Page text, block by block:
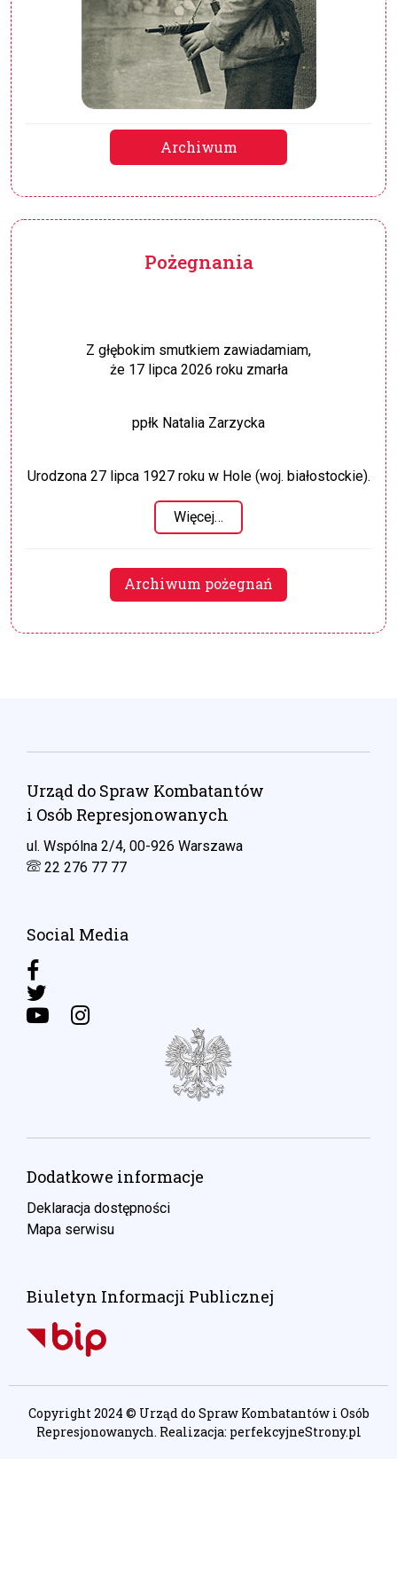
Archiwum
Pożegnania
Z głębokim smutkiem zawiadamiam,
że 17 lipca 2026 roku zmarła
ppłk Natalia Zarzycka
Urodzona 27 lipca 1927 roku w Hole (woj. białostockie).
Więcej…
Archiwum pożegnań
Urząd do Spraw Kombatantów
i Osób Represjonowanych
ul. Wspólna 2/4, 00-926 Warszawa
22 276 77 77
Social Media
Dodatkowe informacje
Deklaracja dostępności
Mapa serwisu
Biuletyn Informacji Publicznej
Copyright 2024 © Urząd do Spraw Kombatantów i Osób
Represjonowanych. Realizacja: perfekcyjneStrony.pl